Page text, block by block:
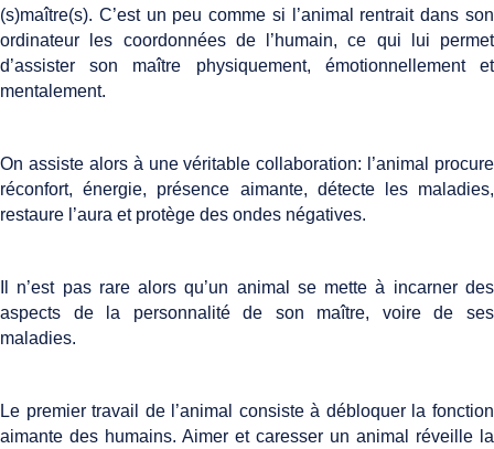
(s)maître(s). C’est un peu comme si l’animal rentrait dans son
ordinateur les coordonnées de l’humain, ce qui lui permet
d’assister son maître physiquement, émotionnellement et
mentalement.
On assiste alors à une véritable collaboration: l’animal procure
réconfort, énergie, présence aimante, détecte les maladies,
restaure l’aura et protège des ondes négatives.
Il n’est pas rare alors qu’un animal se mette à incarner des
aspects de la personnalité de son maître, voire de ses
maladies.
Le premier travail de l’animal consiste à débloquer la fonction
aimante des humains. Aimer et caresser un animal réveille la